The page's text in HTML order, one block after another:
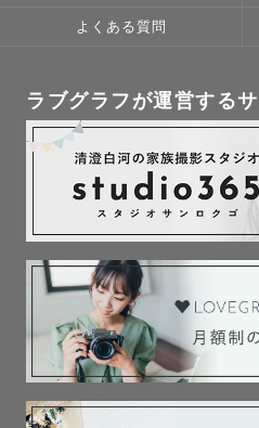
皆様に会えることを、キリン
東京は全域、山梨県(富士吉田
県の一部は交通費無料です！
よくある質問
ラブグラフが運営する